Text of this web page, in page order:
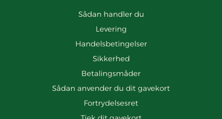
Sådan handler du
Levering
Handelsbetingelser
Sikkerhed
Betalingsmåder
Sådan anvender du dit gavekort
Fortrydelsesret